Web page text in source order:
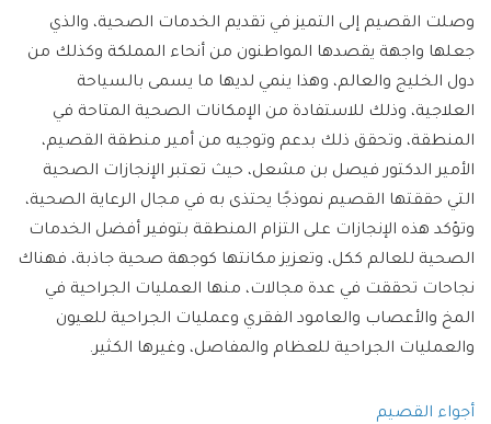
وصلت القصيم إلى التميز في تقديم الخدمات الصحية، والذي
جعلها واجهة يقصدها المواطنون من أنحاء المملكة وكذلك من
دول الخليج والعالم، وهذا ينمي لديها ما يسمى بالسياحة
العلاجية، وذلك للاستفادة من الإمكانات الصحية المتاحة في
المنطقة، وتحقق ذلك بدعم وتوجيه من أمير منطقة القصيم،
الأمير الدكتور فيصل بن مشعل، حيث تعتبر الإنجازات الصحية
التي حققتها القصيم نموذجًا يحتذى به في مجال الرعاية الصحية،
وتؤكد هذه الإنجازات على التزام المنطقة بتوفير أفضل الخدمات
الصحية للعالم ككل، وتعزيز مكانتها كوجهة صحية جاذبة، فهناك
نجاحات تحققت في عدة مجالات، منها العمليات الجراحية في
المخ والأعصاب والعامود الفقري وعمليات الجراحية للعيون
والعمليات الجراحية للعظام والمفاصل، وغيرها الكثير.
أجواء القصيم